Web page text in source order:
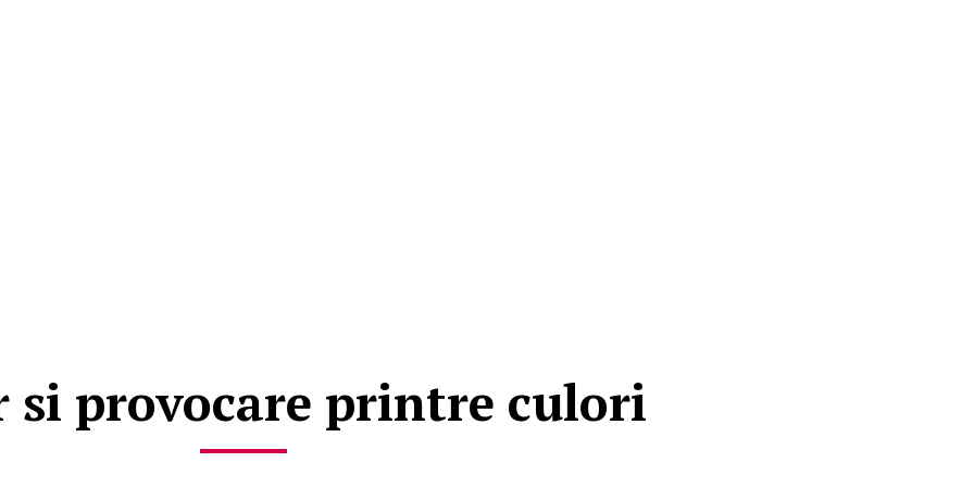
si provocare printre culori